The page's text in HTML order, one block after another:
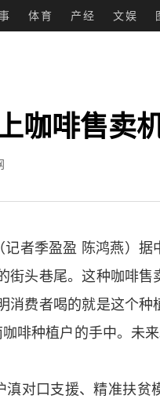
体育 产经 文娱
咖啡售卖
季盈盈 陈鸿燕）据
街头巷尾。这种咖啡
消费者喝的就是这个
啡种植户的手中。未
对口支援、精准扶贫